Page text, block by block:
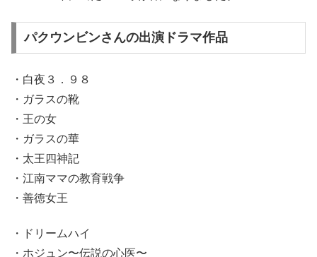
パクウンビンさんの出演ドラマ作品
・白夜３．９８
・ガラスの靴
・王の女
・ガラスの華
・太王四神記
・江南ママの教育戦争
・善徳女王
・ドリームハイ
・ホジュン〜伝説の心医〜